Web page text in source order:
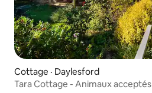
Cottage · Daylesford
Tara Cottage - Animaux acceptés